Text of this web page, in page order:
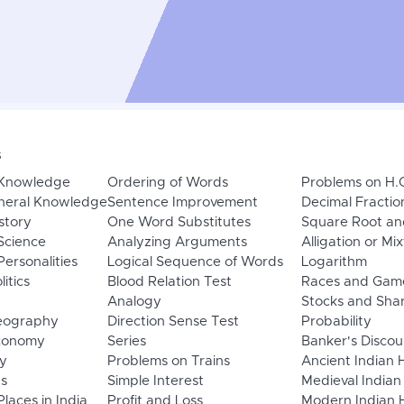
Knowledge
in India
Ordering of Words
Sentence Improvement
One Word Substitutes
Analyzing Arguments
Logical Sequence of Words
Blood Relation Test
Analogy
Direction Sense Test
Series
Problems on Trains
Simple Interest
Profit and Loss
Problems on
Decimal
Square Root
Alligation or
Logarithm
Races and
Stocks and
Probability
Banker's
Ancient Indian
Medieval
Modern Indian